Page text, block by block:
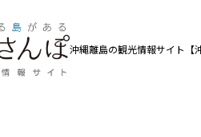
沖縄離島の観光情報サイト【